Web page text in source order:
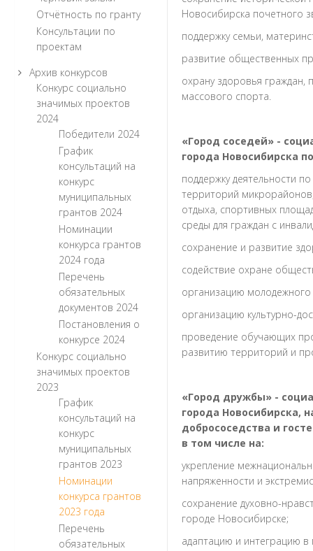
Отчётность по гранту
Консультации по
проектам
Архив конкурсов
Конкурс социально
значимых проектов
2024
Победители 2024
График
консультаций на
конкурс
муниципальных
грантов 2024
Номинации
конкурса грантов
2024 года
Перечень
обязательных
документов 2024
Постановления о
конкурсе 2024
Конкурс социально
значимых проектов
2023
График
консультаций на
конкурс
муниципальных
грантов 2023
Номинации
конкурса грантов
2023 года
Перечень
обязательных
Новосибирска почетного
поддержку семьи,
развитие общественных
охрану здоровья граждан,
массового спорта.
«Город соседей» -
города Новосибирска
поддержку деятельности
территорий
отдыха, спортивных
среды для граждан с
сохранение и развитие
содействие охране
организацию молодежного
организацию культурно-
проведение обучающих
развитию территорий и
«Город дружбы» -
города Новосибирска,
добрососедства и
в том числе на:
укрепление
напряженности и
сохранение духовно-
городе Новосибирске;
адаптацию и интеграцию